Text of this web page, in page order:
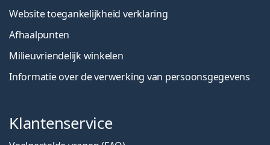
Website toegankelijkheid verklaring
Afhaalpunten
Milieuvriendelijk winkelen
Informatie over de verwerking van persoonsgegevens
Klantenservice